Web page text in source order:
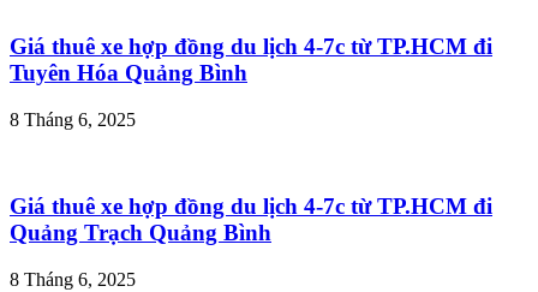
Giá thuê xe hợp đồng du lịch 4-7c từ TP.HCM đi
Tuyên Hóa Quảng Bình
8 Tháng 6, 2025
Giá thuê xe hợp đồng du lịch 4-7c từ TP.HCM đi
Quảng Trạch Quảng Bình
8 Tháng 6, 2025